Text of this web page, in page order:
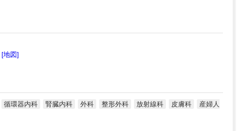
[地図]
循環器内科 腎臓内科 外科 整形外科 放射線科 皮膚科
産婦人